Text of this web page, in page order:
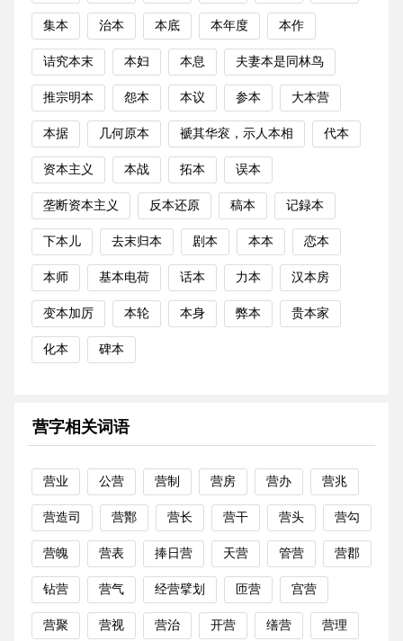
集本 治本 本底 本年度 本作
诘究本末 本妇 本息 夫妻本是同林鸟
推宗明本 怨本 本议 参本 大本营
本据 几何原本 褫其华衮，示人本相 代本
资本主义 本战 拓本 误本
垄断资本主义 反本还原 稿本 记録本
下本儿 去末归本 剧本 本本 恋本
本师 基本电荷 话本 力本 汉本房
变本加厉 本轮 本身 弊本 贵本家
化本 碑本
营字相关词语
营业 公营 营制 营房 营办 营兆
营造司 营酇 营长 营干 营头 营勾
营魄 营表 捧日营 天营 管营 营郡
钻营 营气 经营擘划 匝营 宫营
营聚 营视 营治 开营 缮营 营理